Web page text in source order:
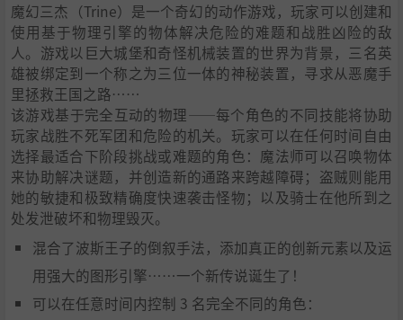
魔幻三杰（Trine）是一个奇幻的动作游戏，玩家可以创建和
使用基于物理引擎的物体解决危险的难题和战胜凶险的敌
人。游戏以巨大城堡和奇怪机械装置的世界为背景，三名英
雄被绑定到一个称之为三位一体的神秘装置，寻求从恶魔手
里拯救王国之路……
该游戏基于完全互动的物理——每个角色的不同技能将协助
玩家战胜不死军团和危险的机关。玩家可以在任何时间自由
选择最适合下阶段挑战或难题的角色：魔法师可以召唤物体
来协助解决谜题，并创造新的通路来跨越障碍；盗贼则能用
她的敏捷和极致精确度快速袭击怪物；以及骑士在他所到之
处发泄破坏和物理毁灭。
混合了波斯王子的倒叙手法，添加真正的创新元素以及运
用强大的图形引擎……一个新传说诞生了！
可以在任意时间内控制 3 名完全不同的角色：